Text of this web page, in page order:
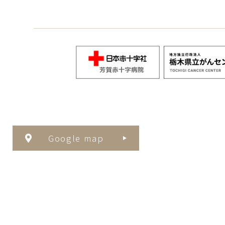
Google map